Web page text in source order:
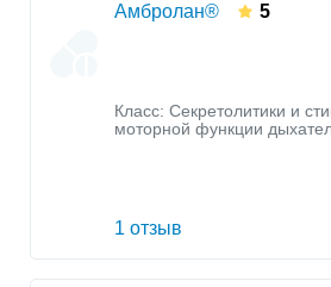
Амбролан® 5
Класс: Секретолитики и
моторной функции
1 отзыв